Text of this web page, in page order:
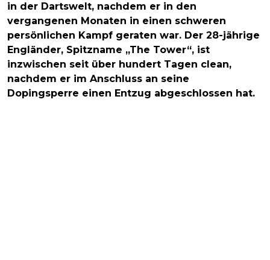
in der Dartswelt, nachdem er in den
vergangenen Monaten in einen schweren
persönlichen Kampf geraten war. Der 28-jährige
Engländer, Spitzname „The Tower“, ist
inzwischen seit über hundert Tagen clean,
nachdem er im Anschluss an seine
Dopingsperre einen Entzug abgeschlossen hat.